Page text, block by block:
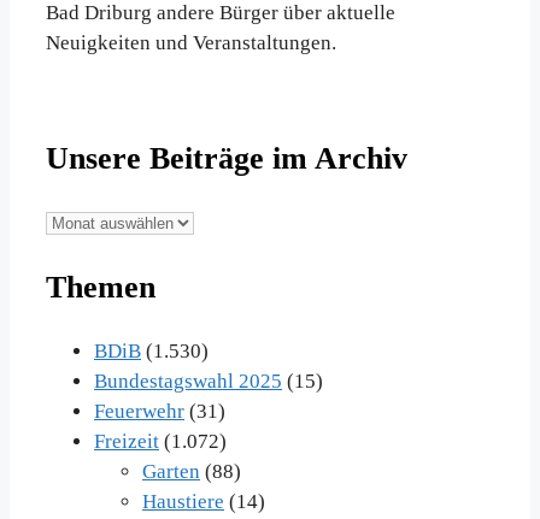
Bad Driburg andere Bürger über aktuelle
Neuigkeiten und Veranstaltungen.
Unsere Beiträge im Archiv
Unsere
im
Themen
BDiB (1.530)
Bundestagswahl 2025 (15)
Feuerwehr (31)
Freizeit (1.072)
Garten (88)
Haustiere (14)